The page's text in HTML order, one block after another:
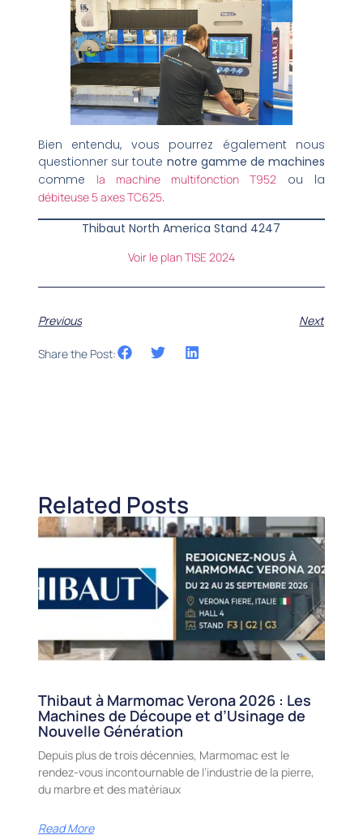
Bien entendu, vous pourrez également nous
questionner sur toute notre gamme de machines
comme la machine multifonction T952 ou la
débiteuse 5 axes TC625.
Thibaut North America Stand 4247
Voir le plan TISE 2024
Previous Next
Share the Post:
Related Posts
Thibaut à Marmomac Verona 2026 : Les
Machines de Découpe et d’Usinage de
Nouvelle Génération
Depuis plus de trois décennies, Marmomac est le
rendez-vous incontournable de l’industrie de la pierre,
du marbre et des matériaux
Read More